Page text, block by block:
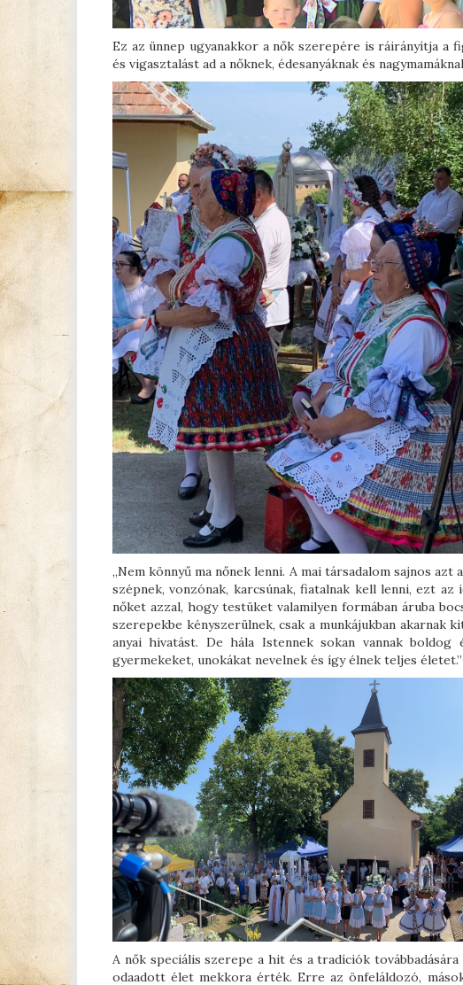
Ez az ünnep ugyanakkor a nők szerepére is ráirányítja a
és vigasztalást ad a nőknek, édesanyáknak és
„Nem könnyű ma nőnek lenni. A mai társadalom sajnos
szépnek, vonzónak, karcsúnak, fiatalnak kell lenni, ezt
nőket azzal, hogy testüket valamilyen formában áruba
szerepekbe kényszerülnek, csak a munkájukban akarnak
anyai hivatást. De hála Istennek sokan vannak boldog
gyermekeket, unokákat nevelnek és így élnek teljes életet.”
A nők speciális szerepe a hit és a tradíciók
odaadott élet mekkora érték. Erre az önfeláldozó,